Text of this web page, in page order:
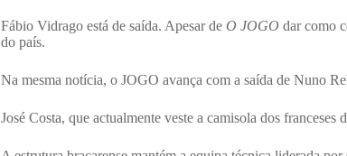
Fábio Vidrago está de saída. Apesar deO JOGO dar como
do país.
Na mesma notícia, o JOGO avança com a saída de Nuno
José Costa, que actualmente veste a camisola dos